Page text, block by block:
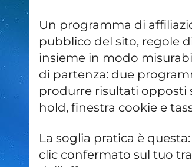
Un programma di
pubblico del sito, regole
insieme in modo
di partenza: due
produrre risultati opposti
hold, finestra cookie e
La soglia pratica è
clic confermato sul tuo